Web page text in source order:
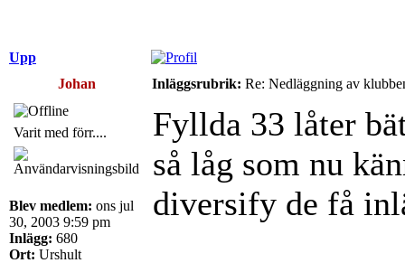
Upp
Johan
Inläggsrubrik: Re: Nedläggning av
Varit med förr....
Blev medlem: ons jul
30, 2003 9:59 pm
Inlägg: 680
Ort: Urshult
Fyllda 33 låter
så låg som nu
diversify de få